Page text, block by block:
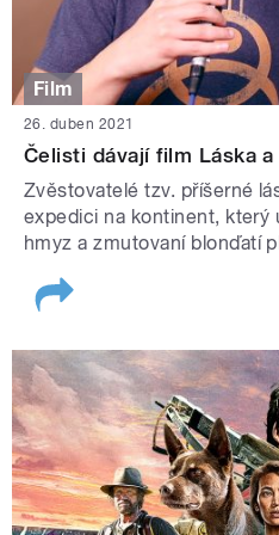
Film
26. duben 2021
Čelisti dávají film Láska
Zvěstovatelé tzv. příšerné
expedici na kontinent, který
hmyz a zmutovaní blonďatí